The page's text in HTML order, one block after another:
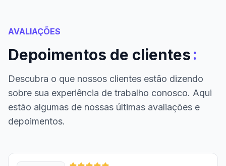
AVALIAÇÕES
Depoimentos de clientes:
Descubra o que nossos clientes estão dizendo
sobre sua experiência de trabalho conosco. Aqui
estão algumas de nossas últimas avaliações e
depoimentos.